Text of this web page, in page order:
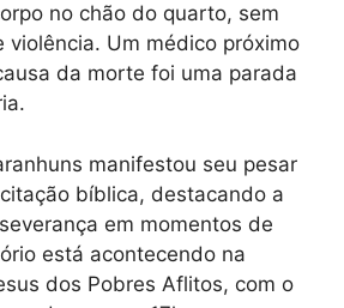
no chão do quarto, sem
violência. Um médico próximo
da morte foi uma parada
manifestou seu pesar
bíblica, destacando a
em momentos de
está acontecendo na
dos Pobres Aflitos, com o